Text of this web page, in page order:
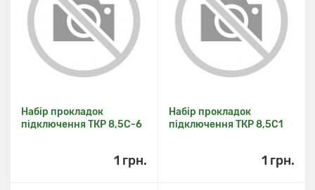
Набір прокладок
підключення ТКР 8,5С-6
1 грн.
Набір прокладок
підключення ТКР 8,5С1
1 грн.